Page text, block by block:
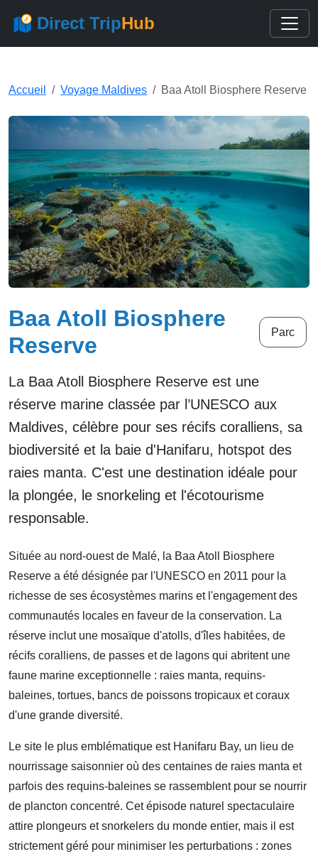
Direct TripHub
Accueil Voyage Maldives Baa Atoll Biosphere Reserve
Baa Atoll Biosphere
Reserve
Parc
La Baa Atoll Biosphere Reserve est une
réserve marine classée par l’UNESCO aux
Maldives, célèbre pour ses récifs coralliens, sa
biodiversité et la baie d'Hanifaru, hotspot des
raies manta. C'est une destination idéale pour
la plongée, le snorkeling et l'écotourisme
responsable.
Située au nord-ouest de Malé, la Baa Atoll Biosphere
Reserve a été désignée par l'UNESCO en 2011 pour la
richesse de ses écosystèmes marins et l'engagement des
communautés locales en faveur de la conservation. La
réserve inclut une mosaïque d'atolls, d'îles habitées, de
récifs coralliens, de passes et de lagons qui abritent une
faune marine exceptionnelle : raies manta, requins-
baleines, tortues, bancs de poissons tropicaux et coraux
d'une grande diversité.
Le site le plus emblématique est Hanifaru Bay, un lieu de
nourrissage saisonnier où des centaines de raies manta et
parfois des requins-baleines se rassemblent pour se nourrir
de plancton concentré. Cet épisode naturel spectaculaire
attire plongeurs et snorkelers du monde entier, mais il est
strictement géré pour minimiser les perturbations : zones